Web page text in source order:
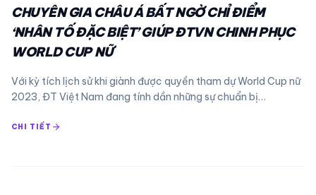
CHUYÊN GIA CHÂU Á BẤT NGỜ CHỈ ĐIỂM
‘NHÂN TỐ ĐẶC BIỆT’ GIÚP ĐTVN CHINH PHỤC
WORLD CUP NỮ
Với kỳ tích lịch sử khi giành được quyền tham dự World Cup nữ
2023, ĐT Việt Nam đang tính dần những sự chuẩn bị…
CHI TIẾT arrow_forward